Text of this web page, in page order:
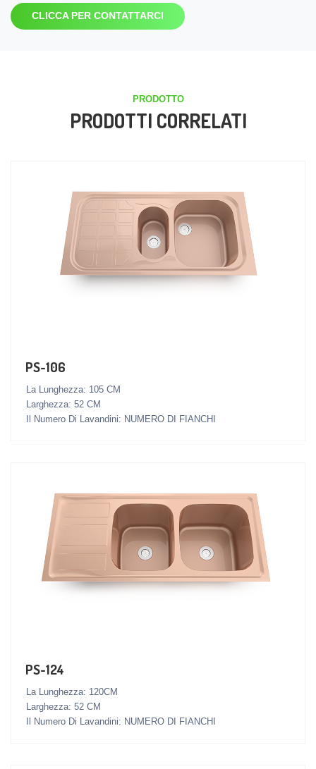
CLICCA PER CONTATTARCI
PRODOTTO
PRODOTTI CORRELATI
PS-106
La Lunghezza: 105 CM
Larghezza: 52 CM
Il Numero Di Lavandini: NUMERO DI FIANCHI
PS-124
La Lunghezza: 120CM
Larghezza: 52 CM
Il Numero Di Lavandini: NUMERO DI FIANCHI